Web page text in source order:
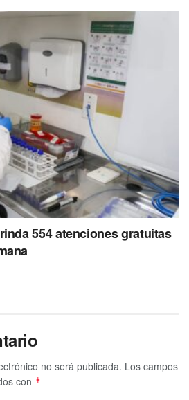
554 atenciones gratuitas
no será publicada. Los campos
con *